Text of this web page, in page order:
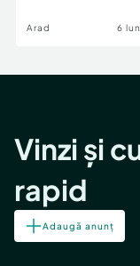
Arad 6
Vinzi și
rapid
Adaugă anunț